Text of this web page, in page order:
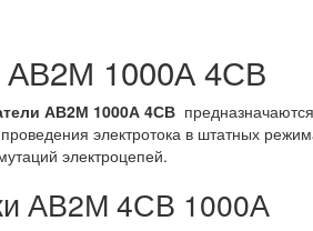
АВ2М 1000А 4СВ
АВ2М 1000А 4СВ
электротока в штатных
электроцепей.
АВ2М 4СВ 1000А